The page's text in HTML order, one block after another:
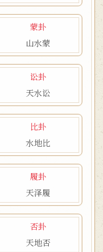
蒙卦
山水蒙
讼卦
天水讼
比卦
水地比
履卦
天泽履
否卦
天地否